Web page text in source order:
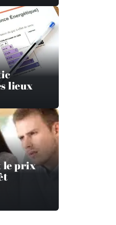
lieux
le prix